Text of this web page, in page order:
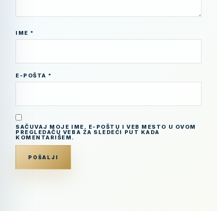
IME *
E-POŠTA *
SAČUVAJ MOJE IME, E-POŠTU I VEB MESTO U OVOM
PREGLEDAČU VEBA ZA SLEDEĆI PUT KADA
KOMENTARIŠEM.